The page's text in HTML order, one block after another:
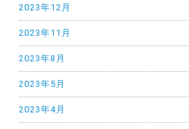
2023年12月
2023年11月
2023年8月
2023年5月
2023年4月